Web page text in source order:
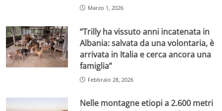
Marzo 1, 2026
“Trilly ha vissuto anni incatenata in
Albania: salvata da una volontaria, è
arrivata in Italia e cerca ancora una
famiglia”
Febbraio 28, 2026
Nelle montagne etiopi a 2.600 metri